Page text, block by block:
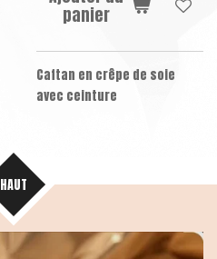
panier
Caftan en crêpe de soie
avec ceinture
HAUT